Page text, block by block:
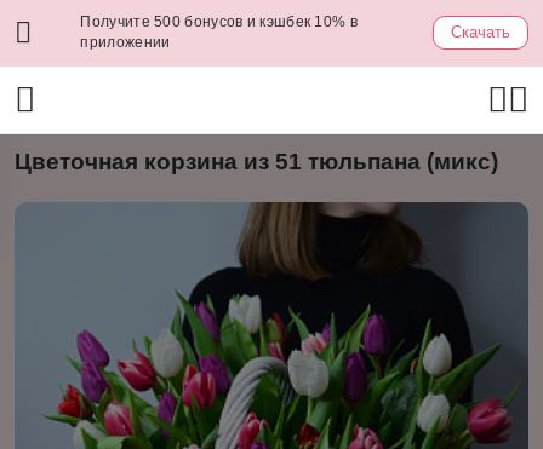
Получите 500 бонусов и кэшбек 10% в
приложении
Скачать
Цветочная корзина из 51 тюльпана (микс)